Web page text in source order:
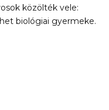
közölték vele:
biológiai gyermeke.